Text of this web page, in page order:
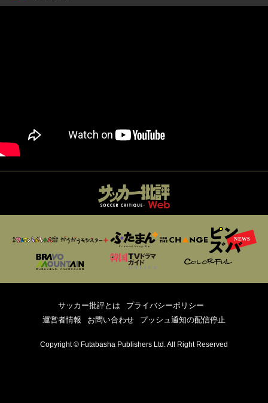
サッカー批評とは
プライバシーポリシー
運営者情報
お問い合わせ プッシュ通知の配信停止
Copyright © Futabasha Publishers Ltd. All Right Reserved